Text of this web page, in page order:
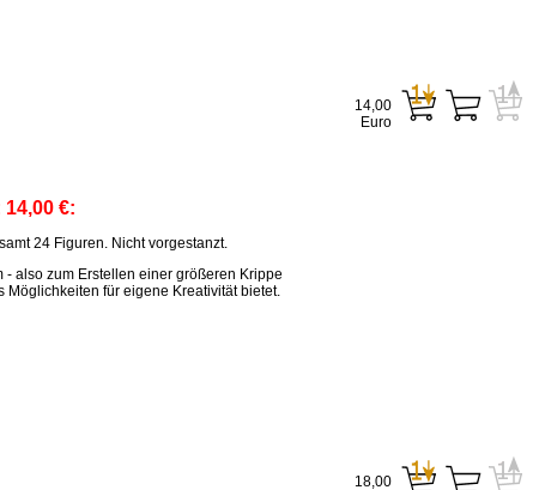
14,00 €:
24 Figuren. Nicht vorgestanzt.
- also zum Erstellen einer größeren Krippe
für eigene Kreativität bietet.
14,00
Euro
18,00